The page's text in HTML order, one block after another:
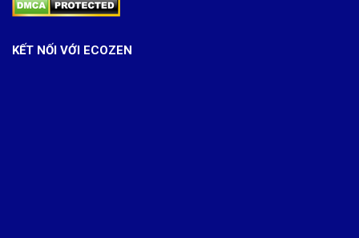
KẾT NỐI VỚI ECOZEN